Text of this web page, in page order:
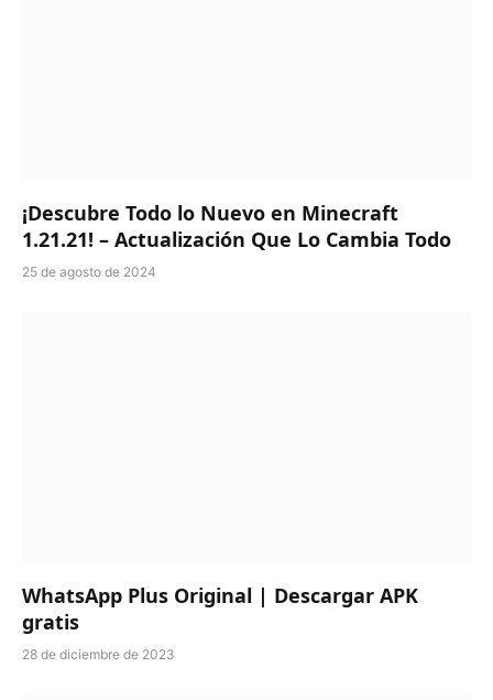
¡Descubre Todo lo Nuevo en Minecraft
1.21.21! – Actualización Que Lo Cambia Todo
25 de agosto de 2024
WhatsApp Plus Original | Descargar APK
gratis
28 de diciembre de 2023